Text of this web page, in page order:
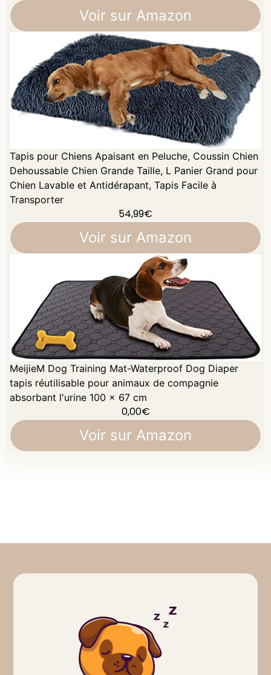
Voir sur Amazon
Tapis pour Chiens Apaisant en Peluche, Coussin Chien
Dehoussable Chien Grande Taille, L Panier Grand pour
Chien Lavable et Antidérapant, Tapis Facile à
Transporter
54,99€
Voir sur Amazon
MeijieM Dog Training Mat-Waterproof Dog Diaper
tapis réutilisable pour animaux de compagnie
absorbant l'urine 100 x 67 cm
0,00€
Voir sur Amazon